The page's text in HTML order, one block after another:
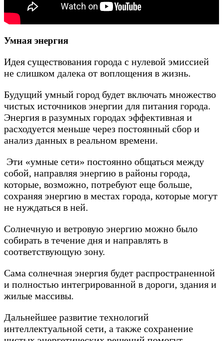
Умная энергия
Идея существования города с нулевой эмиссией
не слишком далека от воплощения в жизнь.
Будущий умный город будет включать множество
чистых источников энергии для питания города.
Энергия в разумных городах эффективная и
расходуется меньше через постоянный сбор и
анализ данных в реальном времени.
Эти «умные сети» постоянно общаться между
собой, направляя энергию в районы города,
которые, возможно, потребуют еще больше,
сохраняя энергию в местах города, которые могут
не нуждаться в ней.
Солнечную и ветровую энергию можно было
собирать в течение дня и направлять в
соответствующую зону.
Сама солнечная энергия будет распространенной
и полностью интегрированной в дороги, здания и
жилые массивы.
Дальнейшее развитие технологий
интеллектуальной сети, а также сохранение